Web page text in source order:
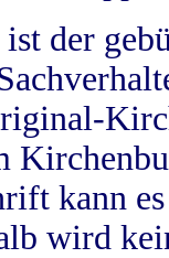
der
kann
wird